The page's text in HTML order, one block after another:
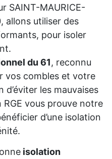
SAINT-MAURICE-
allons utiliser des
pour isoler
du 61, reconnu
vos combles et votre
les mauvaises
vous prouve notre
d’une isolation
isolation